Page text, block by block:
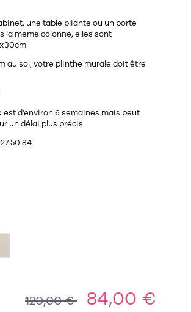
une table pliante ou un porte
la meme colonne, elles sont
au sol, votre plinthe murale doit être
est d'environ 6 semaines mais peut
un délai plus précis
50 84.
120,00 €
84,00 €